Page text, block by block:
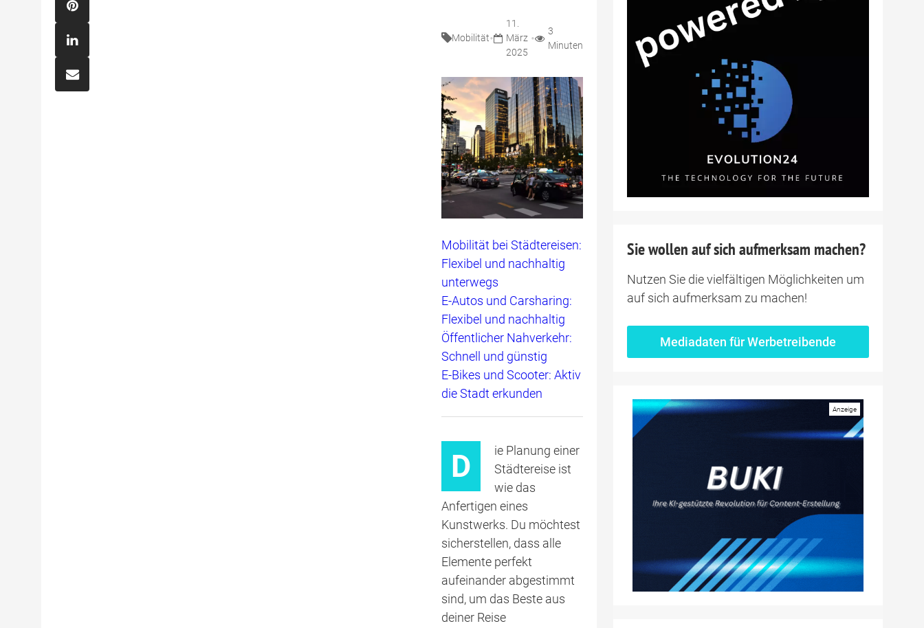
Mobilität•
11.
März
2025
•
3
Minuten
Mobilität bei Städtereisen:
Flexibel und nachhaltig
unterwegs
E-Autos und Carsharing:
Flexibel und nachhaltig
Öffentlicher Nahverkehr:
Schnell und günstig
E-Bikes und Scooter: Aktiv
die Stadt erkunden
D
ie Planung einer
Städtereise ist
wie das
Anfertigen eines
Kunstwerks. Du möchtest
sicherstellen, dass alle
Elemente perfekt
aufeinander abgestimmt
sind, um das Beste aus
deiner Reise
Sie wollen auf sich aufmerksam machen?
Nutzen Sie die vielfältigen Möglichkeiten um
auf sich aufmerksam zu machen!
Mediadaten für Werbetreibende